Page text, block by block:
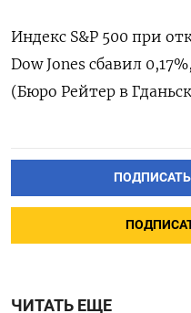
Индекс S&P 500 при
Dow Jones сбавил
(Бюро Рейтер в
ЧИТАТЬ ЕЩЕ